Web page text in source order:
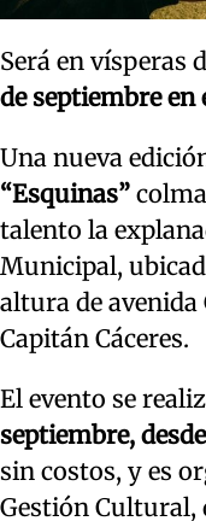
Será en vísperas
de septiembre en
Una nueva
“Esquinas”
talento la
Municipal,
altura de avenida
Capitán Cáceres.
El evento se
septiembre,
sin costos, y es
Gestión Cultural,